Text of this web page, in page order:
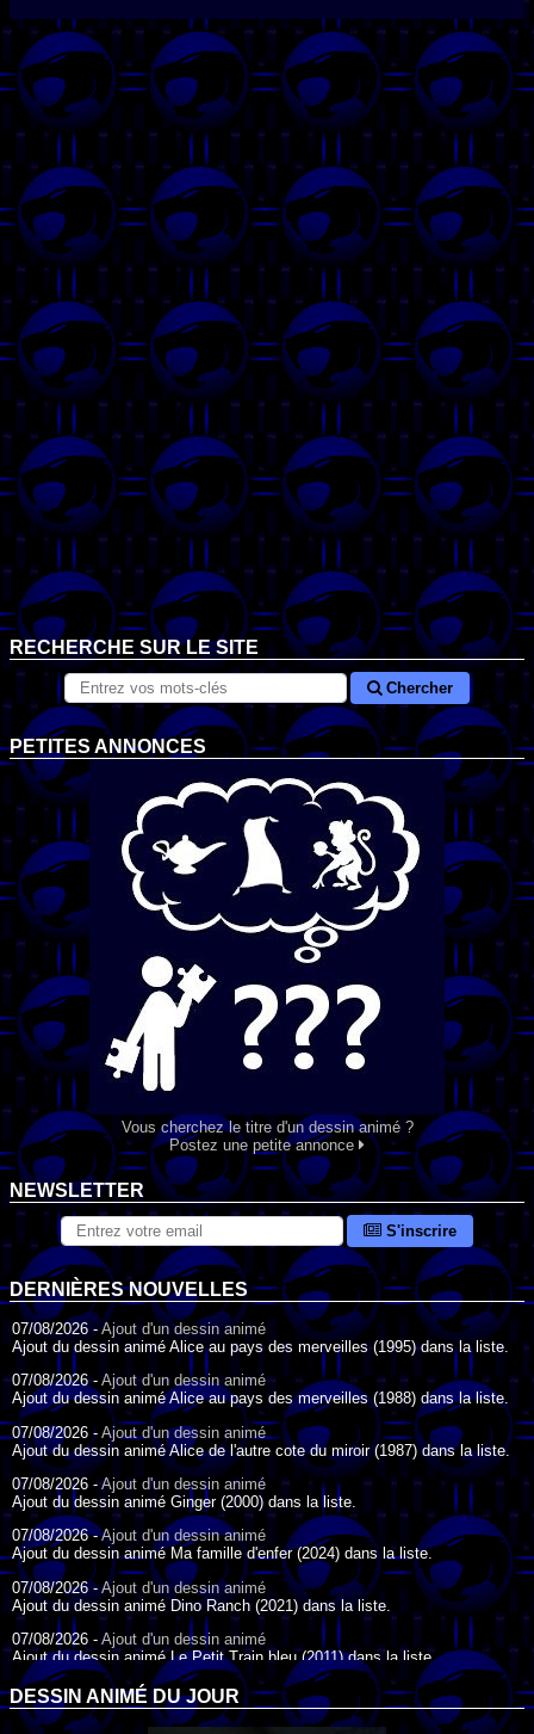
RECHERCHE SUR LE SITE
Chercher
PETITES ANNONCES
Vous cherchez le titre d'un dessin animé ?
Postez une petite annonce
NEWSLETTER
S'inscrire
DERNIÈRES NOUVELLES
07/08/2026 -Ajout d'un dessin animé
Ajout du dessin animé Alice au pays des merveilles (1995) dans la liste.
07/08/2026 -Ajout d'un dessin animé
Ajout du dessin animé Alice au pays des merveilles (1988) dans la liste.
07/08/2026 - Ajout d'un dessin animé
Ajout du dessin animé Alice de l'autre cote du miroir (1987) dans la liste.
07/08/2026 -Ajout d'un dessin animé
Ajout du dessin animé Ginger (2000) dans la liste.
07/08/2026 -Ajout d'un dessin animé
Ajout du dessin animé Ma famille d'enfer (2024) dans la liste.
07/08/2026 -Ajout d'un dessin animé
Ajout du dessin animé Dino Ranch (2021) dans la liste.
07/08/2026 - Ajout d'un dessin animé
Ajout du dessin animé Le Petit Train bleu (2011) dans la liste.
07/08/2026 - Ajout d'un dessin animé
Ajout du dessin animé Agent Spécial Oso (2009) dans la liste.
DESSIN ANIMÉ DU JOUR